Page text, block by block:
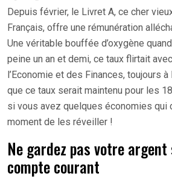
Depuis février, le Livret A, ce cher
Français, offre une rémunération
Une véritable bouffée d’oxygène
peine un an et demi, ce taux flirtait
l’Economie et des Finances, toujours à
que ce taux serait maintenu pour les
si vous avez quelques économies qui
moment de les réveiller !
Ne gardez pas votre
compte courant